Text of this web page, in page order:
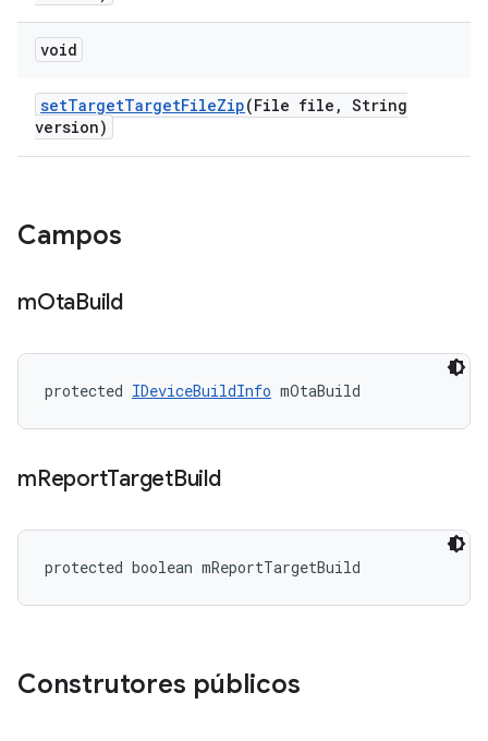
void
setTargetTargetFileZip(File file , String
version)
Campos
mOtaBuild
protected IDeviceBuildInfo mOtaBuild
mReportTargetBuild
protected boolean mReportTargetBuild
Construtores públicos